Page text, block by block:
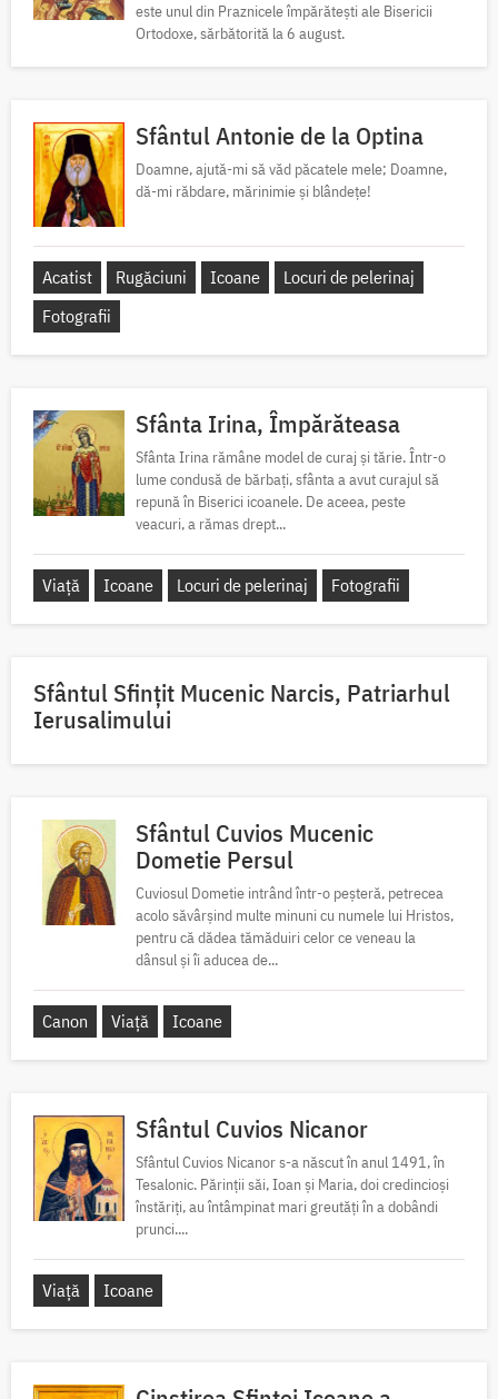
este unul din Praznicele împărătești ale Bisericii
Ortodoxe, sărbătorită la 6 august.
Sfântul Antonie de la Optina
Doamne, ajută-mi să văd păcatele mele; Doamne,
dă-mi răbdare, mărinimie şi blândeţe!
Acatist Rugăciuni Icoane
Locuri de pelerinaj
Fotografii
Sfânta Irina, Împărăteasa
Sfânta Irina rămâne model de curaj și tărie. Într-o
lume condusă de bărbați, sfânta a avut curajul să
repună în Biserici icoanele. De aceea, peste
veacuri, a rămas drept...
Viață Icoane Locuri de pelerinaj Fotografii
Sfântul Sfinţit Mucenic Narcis, Patriarhul
Ierusalimului
Sfântul Cuvios Mucenic
Dometie Persul
Cuviosul Dometie intrând într-o peșteră, petrecea
acolo săvârșind multe minuni cu numele lui Hristos,
pentru că dădea tămăduiri celor ce veneau la
dânsul și îi aducea de...
Canon Viață Icoane
Sfântul Cuvios Nicanor
Sfântul Cuvios Nicanor s-a născut în anul 1491, în
Tesalonic. Părinții săi, Ioan și Maria, doi credincioși
înstăriți, au întâmpinat mari greutăți în a dobândi
prunci....
Viață Icoane